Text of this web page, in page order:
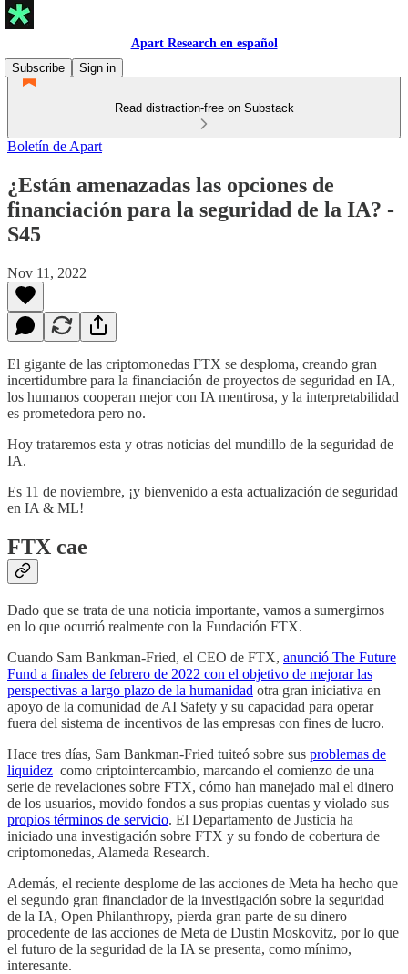
Apart Research en español
Subscribe
Sign in
Read distraction-free on Substack
Boletín de Apart
¿Están amenazadas las opciones de
financiación para la seguridad de la IA? -
S45
Nov 11, 2022
El gigante de las criptomonedas FTX se desploma, creando gran
incertidumbre para la financiación de proyectos de seguridad en IA,
los humanos cooperan mejor con IA mentirosa, y la interpretabilidad
es prometedora pero no.
Hoy trataremos esta y otras noticias del mundillo de la seguridad de
IA.
Es 11 de noviembre, ¡y bienvenido a esta actualización de seguridad
en IA & ML!
FTX cae
Dado que se trata de una noticia importante, vamos a sumergirnos
en lo que ocurrió realmente con la Fundación FTX.
Cuando Sam Bankman-Fried, el CEO de FTX, anunció The Future
Fund a finales de febrero de 2022 con el objetivo de mejorar las
perspectivas a largo plazo de la humanidad otra gran iniciativa en
apoyo de la comunidad de AI Safety y su capacidad para operar
fuera del sistema de incentivos de las empresas con fines de lucro.
Hace tres días, Sam Bankman-Fried tuiteó sobre sus problemas de
liquidez como criptointercambio, marcando el comienzo de una
serie de revelaciones sobre FTX, cómo han manejado mal el dinero
de los usuarios, movido fondos a sus propias cuentas y violado sus
propios términos de servicio. El Departamento de Justicia ha
iniciado una investigación sobre FTX y su fondo de cobertura de
criptomonedas, Alameda Research.
Además, el reciente desplome de las acciones de Meta ha hecho que
el segundo gran financiador de la investigación sobre la seguridad
de la IA, Open Philanthropy, pierda gran parte de su dinero
procedente de las acciones de Meta de Dustin Moskovitz, por lo que
el futuro de la seguridad de la IA se presenta, como mínimo,
interesante.